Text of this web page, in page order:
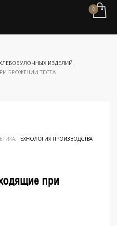
ИЗДЕЛИЙ
БРОЖЕНИИ ТЕСТА
ТЕХНОЛОГИЯ ПРОИЗВОДСТВА
при